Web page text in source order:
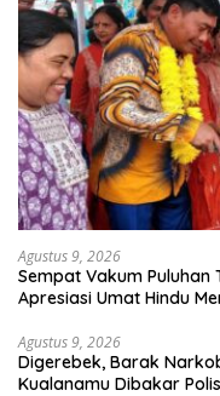
Agustus 9, 2026
Sempat Vakum Puluhan
Apresiasi Umat Hindu
Agustus 9, 2026
Digerebek, Barak
Kualanamu Dibakar